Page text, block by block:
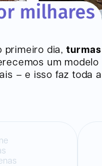
milhares
primeiro dia, turmas
um modelo
– e isso faz toda a